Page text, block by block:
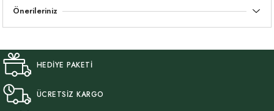
Önerileriniz
HEDİYE PAKETİ
ÜCRETSİZ KARGO